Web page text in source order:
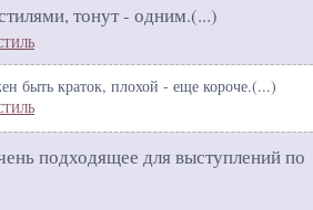
тонут - одним.(...)
быть краток, плохой - еще короче.(...)
подходящее для выступлений по